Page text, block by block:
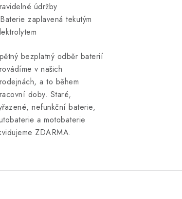
údržby
Baterie zaplavená tekutým
bezplatný odběr baterií
v našich
a to během
doby. Staré,
nefunkční baterie,
a motobaterie
ZDARMA.